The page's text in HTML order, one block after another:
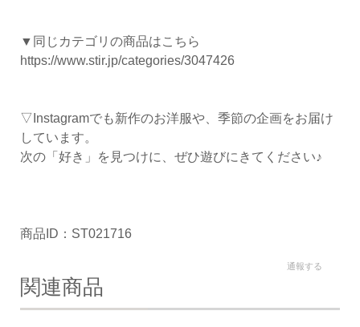
▼同じカテゴリの商品はこちら
https://www.stir.jp/categories/3047426
▽Instagramでも新作のお洋服や、季節の企画をお届け
しています。
次の「好き」を見つけに、ぜひ遊びにきてください♪
商品ID：ST021716
通報する
関連商品